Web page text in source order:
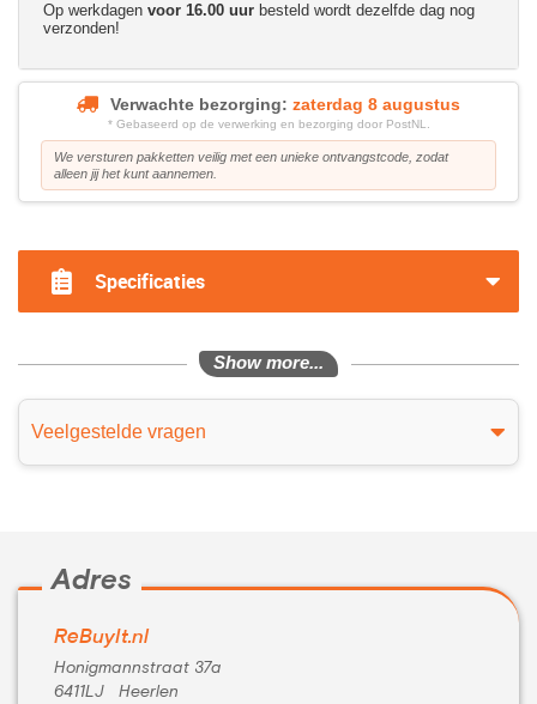
Op werkdagen voor 16.00 uur besteld wordt dezelfde dag nog
verzonden!
Verwachte bezorging: zaterdag 8 augustus
* Gebaseerd op de verwerking en bezorging door PostNL.
We versturen pakketten veilig met een unieke ontvangstcode, zodat
alleen jij het kunt aannemen.
Specificaties
Show more...
Veelgestelde vragen
Adres
ReBuyIt.nl
Honigmannstraat 37a
6411LJ Heerlen